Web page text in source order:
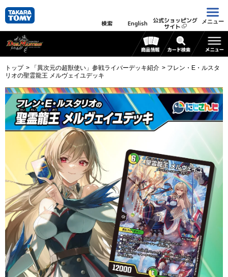
検索 English 公式ショッピング
サイト
メニュー
トップ 「異次元の超獣使い」参戦ライバーデッキ紹介
フレン・E・ルスタ
リオの聖霊龍王 メルヴェイユデッキ